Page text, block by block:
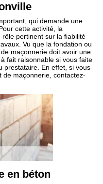
qui demande une
cette activité, la
pertinent sur la fiabilité
Vu que la fondation ou
maçonnerie doit avoir une
fait raisonnable si vous faite
prestataire. En effet, si vous
maçonnerie, contactez-
en béton